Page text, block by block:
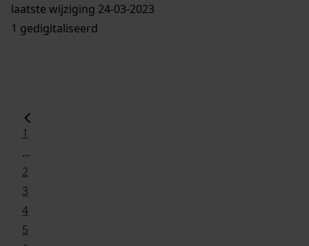
laatste wijziging 24-03-2023
1 gedigitaliseerd
1
...
2
3
4
5